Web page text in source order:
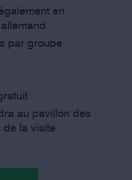
en
par groupe
au pavillon des
de la visite